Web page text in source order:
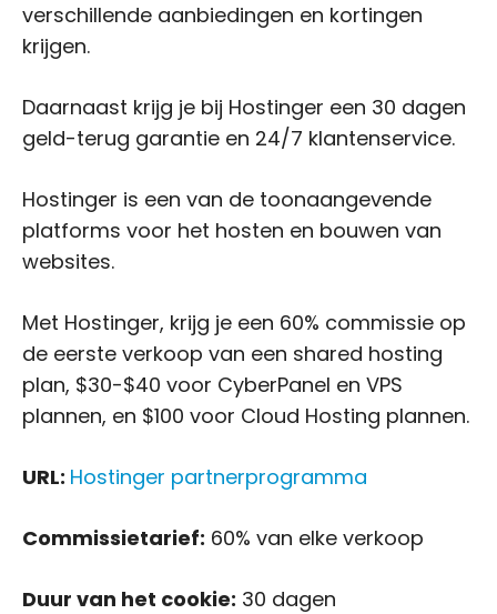
verschillende aanbiedingen en kortingen
krijgen.
Daarnaast krijg je bij Hostinger een 30 dagen
geld-terug garantie en 24/7 klantenservice.
Hostinger is een van de toonaangevende
platforms voor het hosten en bouwen van
websites.
Met Hostinger, krijg je een 60% commissie op
de eerste verkoop van een shared hosting
plan, $30-$40 voor CyberPanel en VPS
plannen, en $100 voor Cloud Hosting plannen.
URL: Hostinger partnerprogramma
Commissietarief: 60% van elke verkoop
Duur van het cookie: 30 dagen